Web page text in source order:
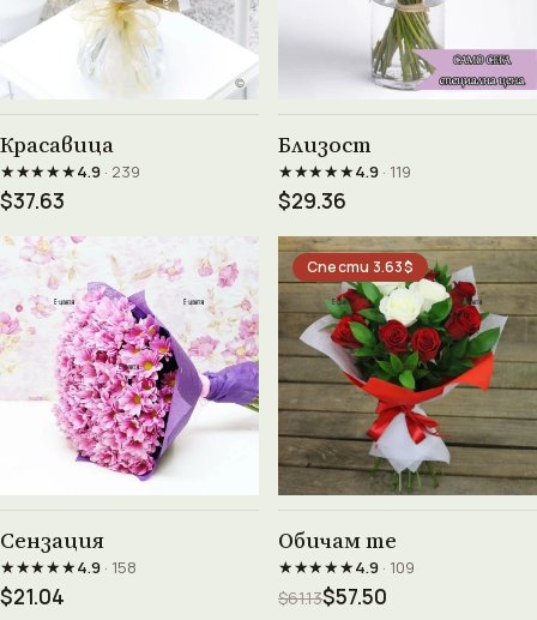
Красавица
★★★★★4.9· 239
$37.63
Близост
★★★★★4.9· 119
$29.36
Сензация
★★★★★4.9· 158
$21.04
Спести 3.63$
Обичам те
★★★★★4.9· 109
$61.13$57.50